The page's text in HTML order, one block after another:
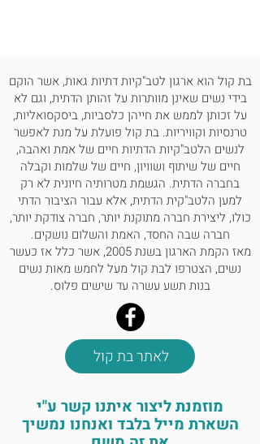
בת קול הוא ארגון לטב"קיות דתיות גאות, אשר הוקם
בידי נשים שאינן מוותרות על זהותן הדתית, וגם לא
על זכותן לממש את חייהן כלסביות, ביסקסואליות,
טרנסיות וקוויריות. בת קול פועלת על מנת לאפשר
לנשים הלטב"קיות הדתיות חיים של אמת ואהבה,
חיים של שיתוף ושוויון, חיים של שלמות וקבלה
בחברה הדתית. הגשמת מטרותיה חיונית לא רק
למען הלטב"קית הדתית, אלא עבור הציבור הדתי
כולו, ליצירת חברה מתוקנת יותר, חברה צודקת יותר,
חברה שבה החסד, האמת והשלום נושקים.
מאז הקמת הארגון בשנת 2005, אשר כלל אז כעשר
נשים, הצטרפו לבת קול מעל לחמש מאות נשים
בנות תשע עשרה עד שישים פלוס.
לאתר בת קול
מוזמנת ליצור איתנו קשר ע"י
השארת מייל בלבד ואנחנו נמשיך